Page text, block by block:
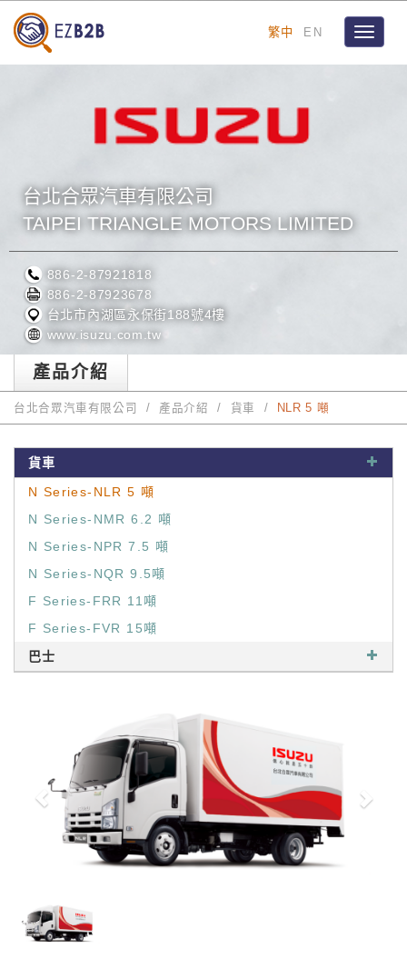
繁中 EN
Toggle
台北合眾汽車有限公司
TAIPEI TRIANGLE MOTORS LIMITED
886-2-87921818
886-2-87923678
台北市內湖區永保街188號4樓
www.isuzu.com.tw
產品介紹
台北合眾汽車有限公司 產品介紹 貨車 NLR 5 噸
貨車
N Series-NLR 5 噸
N Series-NMR 6.2 噸
N Series-NPR 7.5 噸
N Series-NQR 9.5噸
F Series-FRR 11噸
F Series-FVR 15噸
巴士